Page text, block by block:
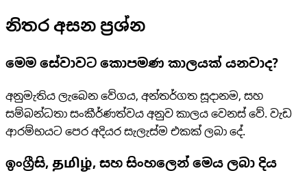
නිතර අසන ප්‍රශ්න
මෙම සේවාවට කොපමණ කාලයක් යනවාද?
අනුමැතිය ලැබෙන වේගය, අන්තර්ගත සූදානම, සහ
සම්බන්ධතා සංකීර්ණත්වය අනුව කාලය වෙනස් වේ. වැඩ
ආරම්භයට පෙර අදියර සැලැස්ම එකක් ලබා දේ.
ඉංග්‍රීසි, தமிழ், සහ සිංහලෙන් මෙය ලබා දිය